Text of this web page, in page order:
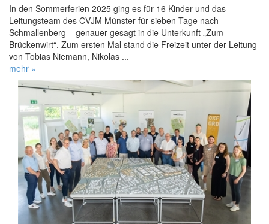
In den Sommerferien 2025 ging es für 16 Kinder und das
Leitungsteam des CVJM Münster für sieben Tage nach
Schmallenberg – genauer gesagt in die Unterkunft „Zum
Brückenwirt“. Zum ersten Mal stand die Freizeit unter der Leitung
von Tobias Niemann, Nikolas ...
mehr »